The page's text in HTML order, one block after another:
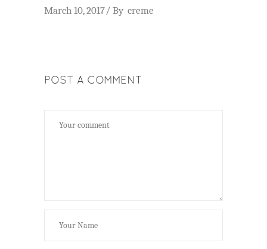
March 10, 2017 By creme
POST A COMMENT